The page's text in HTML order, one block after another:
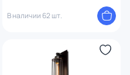
В наличии 62 шт.